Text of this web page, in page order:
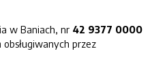
w Baniach, nr 42 9377 0000
przez